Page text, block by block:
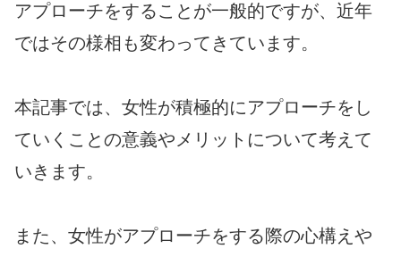
アプローチをすることが一般的ですが、近年
ではその様相も変わってきています。
本記事では、女性が積極的にアプローチをし
ていくことの意義やメリットについて考えて
いきます。
また、女性がアプローチをする際の心構えや